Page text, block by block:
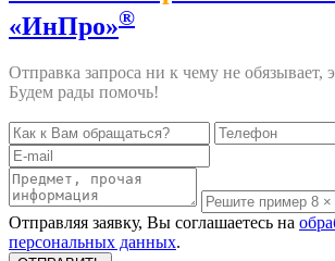
«ИнПро»®
Отправка запроса ни к чему не обязывает,
Будем рады помочь!
Отправляя заявку, Вы соглашаетесь на
персональных данных.